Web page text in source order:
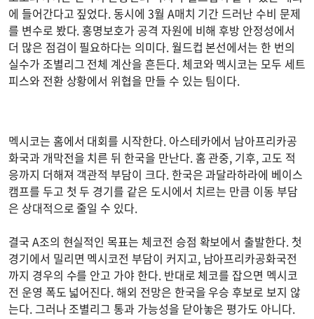
에 들어간다고 짚었다. 동시에 3월 A매치 기간 드러난 수비 문제
를 변수로 봤다. 홍명보호가 공격 자원에 비해 후방 안정성에서
더 많은 점검이 필요하다는 의미다. 월드컵 본선에서는 한 번의
실수가 조별리그 전체 계산을 흔든다. 체코와 멕시코는 모두 세트
피스와 전환 상황에서 위협을 만들 수 있는 팀이다.
멕시코는 홈에서 대회를 시작한다. 아스테카에서 남아프리카공
화국과 개막전을 치른 뒤 한국을 만난다. 홈 관중, 기후, 고도 적
응까지 더해져 객관적 부담이 크다. 한국은 과달라하라에 베이스
캠프를 두고 첫 두 경기를 같은 도시에서 치르는 만큼 이동 부담
은 상대적으로 줄일 수 있다.
결국 A조의 현실적인 목표는 체코전 승점 확보에서 출발한다. 첫
경기에서 밀리면 멕시코전 부담이 커지고, 남아프리카공화국전
까지 경우의 수를 안고 가야 한다. 반대로 체코를 잡으면 멕시코
전 운영 폭도 넓어진다. 해외 전망은 한국을 우승 후보로 보지 않
는다. 그러나 조별리그 통과 가능성을 닫아놓은 평가도 아니다.